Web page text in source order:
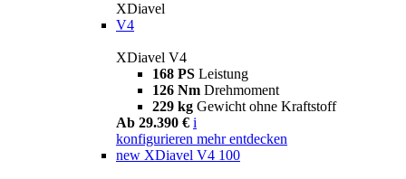
XDiavel
V4
XDiavel V4
168 PS Leistung
126 Nm Drehmoment
229 kg Gewicht ohne Kraftstoff
Ab 29.390 € i
konfigurieren mehr entdecken
new XDiavel V4 100